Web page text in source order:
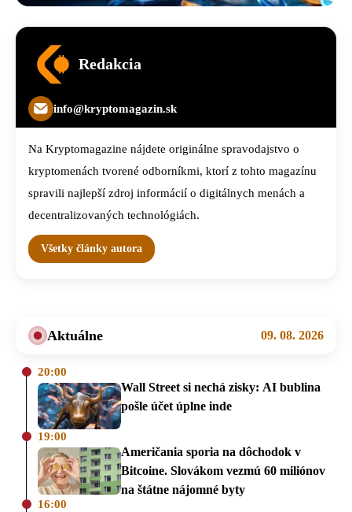
Redakcia
info@kryptomagazin.sk
Na Kryptomagazine nájdete originálne spravodajstvo o
kryptomenách tvorené odborníkmi, ktorí z tohto magazínu
spravili najlepší zdroj informácií o digitálnych menách a
decentralizovaných technológiách.
Všetky články autora
Aktuálne 09. 08. 2026
20:00
Wall Street si nechá zisky: AI bublina
pošle účet úplne inde
19:00
Američania sporia na dôchodok v
Bitcoine. Slovákom vezmú 60 miliónov
na štátne nájomné byty
16:00